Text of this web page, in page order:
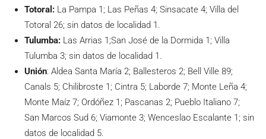
Totoral: La Pampa 1; Las Peñas 4; Sinsacate 4; Villa del
Totoral 26; sin datos de localidad 1.
Tulumba: Las Arrias 1;San José de la Dormida 1; Villa
Tulumba 3; sin datos de localidad 1.
Unión: Aldea Santa María 2; Ballesteros 2; Bell Ville 89;
Canals 5; Chilibroste 1; Cintra 5; Laborde 7; Monte Leña 4;
Monte Maíz 7; Ordóñez 1; Pascanas 2; Pueblo Italiano 7;
San Marcos Sud 6; Viamonte 3; Wenceslao Escalante 1; sin
datos de localidad 5.